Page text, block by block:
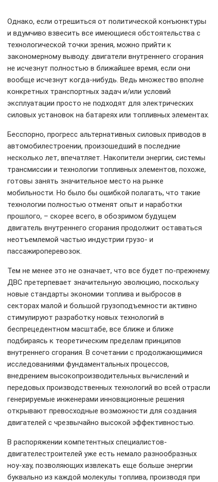
Однако, если отрешиться от политической конъюнктуры
и вдумчиво взвесить все имеющиеся обстоятельства с
технологической точки зрения, можно прийти к
закономерному выводу: двигатели внутреннего сгорания
не исчезнут полностью в ближайшее время, если они
вообще исчезнут когда-нибудь. Ведь множество вполне
конкретных транспортных задач и/или условий
эксплуатации просто не подходят для электрических
силовых установок на батареях или топливных элементах.
Бесспорно, прогресс альтернативных силовых приводов в
автомобилестроении, произошедший в последние
несколько лет, впечатляет. Накопители энергии, системы
трансмиссии и технологии топливных элементов, похоже,
готовы занять значительное место на рынке
мобильности. Но было бы ошибкой полагать, что такие
технологии полностью отменят опыт и наработки
прошлого, – скорее всего, в обозримом будущем
двигатель внутреннего сгорания продолжит оставаться
неотъемлемой частью индустрии грузо- и
пассажироперевозок.
Тем не менее это не означает, что все будет по-прежнему.
ДВС претерпевает значительную эволюцию, поскольку
новые стандарты экономии топлива и выбросов в
секторах малой и большой грузоподъемности активно
стимулируют разработку новых технологий в
беспрецедентном масштабе, все ближе и ближе
подбираясь к теоретическим пределам принципов
внутреннего сгорания. В сочетании с продолжающимися
исследованиями фундаментальных процессов,
внедрением высокопроизводительных вычислений и
передовых производственных технологий во всей отрасли
генерируемые инженерами инновационные решения
открывают превосходные возможности для создания
двигателей с чрезвычайно высокой эффективностью.
В распоряжении компетентных специалистов-
двигателестроителей уже есть немало разнообразных
ноу-хау, позволяющих извлекать еще больше энергии
буквально из каждой молекулы топлива, производя при